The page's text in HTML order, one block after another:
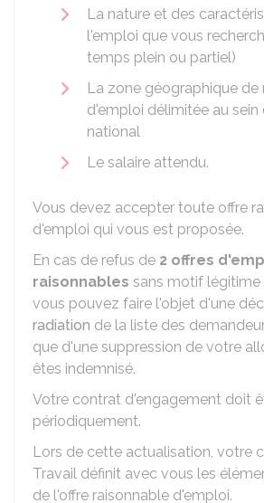
La nature et des
l'emploi que vous
temps plein ou partiel)
La zone géographique de
d'emploi délimitée au sein
national
Le salaire attendu.
Vous devez accepter toute offre
d'emploi qui vous est proposée.
En cas de refus de 2 offres
raisonnables sans motif légitime
vous pouvez faire l'objet d'une
radiation de la liste des
que d'une suppression de votre
êtes indemnisé.
Votre contrat d'engagement doit
périodiquement.
Lors de cette actualisation, votre
Travail définit avec vous les
de l'offre raisonnable d'emploi.